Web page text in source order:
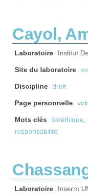
Cayol,
Laboratoire Institut
Site du laboratoire
Discipline droit
Page personnelle
Mots clés bioéthique,
responsabilité
Laboratoire Inserm